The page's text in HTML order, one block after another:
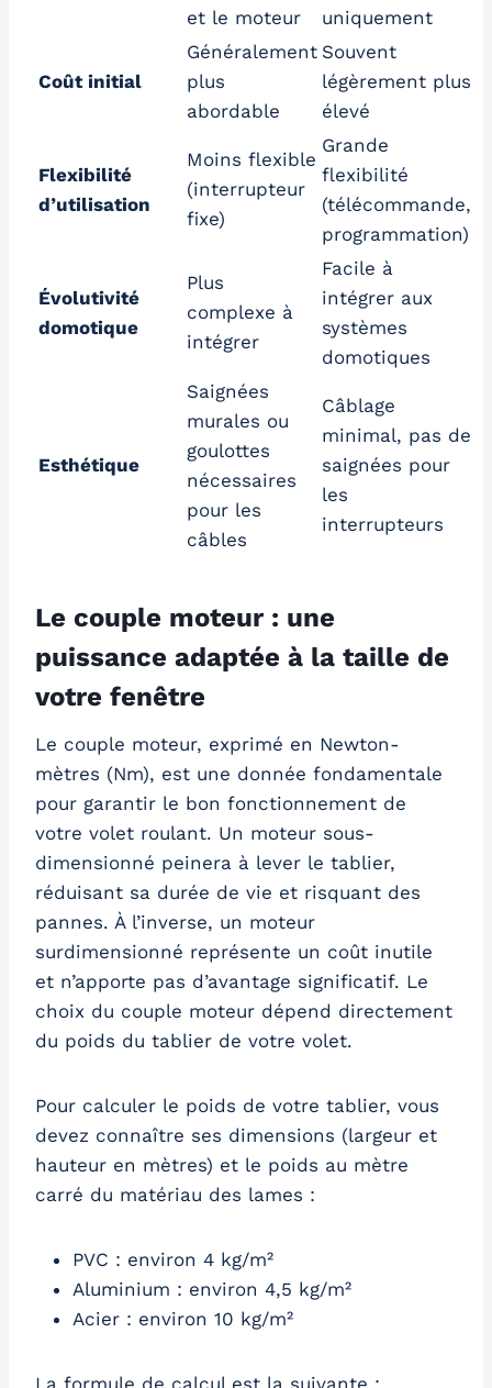
et le moteur
uniquement
Coût initial
Généralement
plus
abordable
Souvent
légèrement plus
élevé
Flexibilité
d’utilisation
Moins flexible
(interrupteur
fixe)
Grande
flexibilité
(télécommande,
programmation)
Évolutivité
domotique
Plus
complexe à
intégrer
Facile à
intégrer aux
systèmes
domotiques
Esthétique
Saignées
murales ou
goulottes
nécessaires
pour les
câbles
Câblage
minimal, pas de
saignées pour
les
interrupteurs
Le couple moteur : une
puissance adaptée à la taille de
votre fenêtre
Le couple moteur, exprimé en Newton-
mètres (Nm), est une donnée fondamentale
pour garantir le bon fonctionnement de
votre volet roulant. Un moteur sous-
dimensionné peinera à lever le tablier,
réduisant sa durée de vie et risquant des
pannes. À l’inverse, un moteur
surdimensionné représente un coût inutile
et n’apporte pas d’avantage significatif. Le
choix du couple moteur dépend directement
du poids du tablier de votre volet.
Pour calculer le poids de votre tablier, vous
devez connaître ses dimensions (largeur et
hauteur en mètres) et le poids au mètre
carré du matériau des lames :
PVC : environ 4 kg/m²
Aluminium : environ 4,5 kg/m²
Acier : environ 10 kg/m²
La formule de calcul est la suivante :